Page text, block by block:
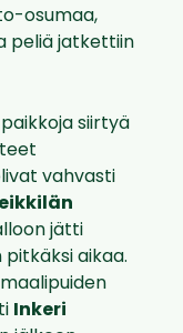
osumaa,
peliä jatkettiin
paikkoja siirtyä
vahvasti
jätti
aikaa.
Inkeri